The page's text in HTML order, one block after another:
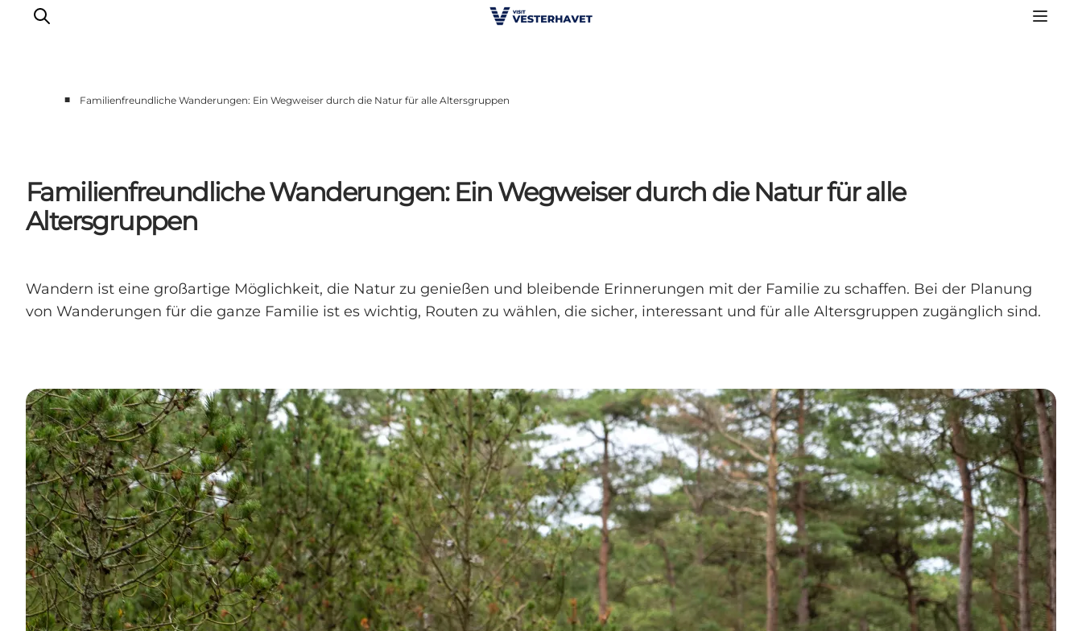
Unsere Städte
Essen & Übernachtung
Tickets kaufen
■ Familienfreundliche Wanderungen: Ein Wegweiser durch die Natur für alle Altersgruppen
Familienfreundliche Wanderungen: Ein Wegweiser durch die Natur für alle
Altersgruppen
Wandern ist eine großartige Möglichkeit, die Natur zu genießen und bleibende Erinnerungen mit der Familie zu schaffen. Bei der Planung
von Wanderungen für die ganze Familie ist es wichtig, Routen zu wählen, die sicher, interessant und für alle Altersgruppen zugänglich sind.